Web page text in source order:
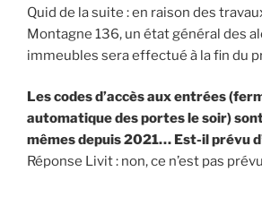
Quid de la suite : en raison des
Montagne 136, un état général des
immeubles sera effectué à la fin du
Les codes d’accès aux entrées
automatique des portes le soir)
mêmes depuis 2021… Est-il prévu
Réponse Livit : non, ce n’est pas